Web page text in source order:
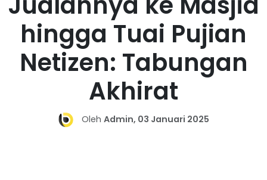
hingga Tuai Pujian
Netizen: Tabungan
Akhirat
Oleh Admin, 03 Januari 2025